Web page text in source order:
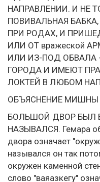
НАПРАВЛЕНИИ. И НЕ
ПОВИВАЛЬНАЯ
ПРИ РОДАХ, И
ИЛИ ОТ вражеской
ИЛИ ИЗ-ПОД ОБВАЛА
ГОРОДА И ИМЕЮТ
ЛОКТЕЙ В ЛЮБОМ
ОБЪЯСНЕНИЕ МИШНЫ
БОЛЬШОЙ ДВОР БЫЛ
НАЗЫВАЛСЯ. Гемара
двора означает
назывался он так
окружен каменной
слово "ваяазкегу"